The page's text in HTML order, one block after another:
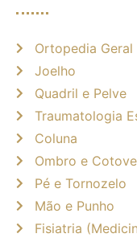
Ortopedia Geral
Joelho
Quadril e Pelve
Traumatologia
Coluna
Ombro e
Pé e Tornozelo
Mão e Punho
Fisiatria